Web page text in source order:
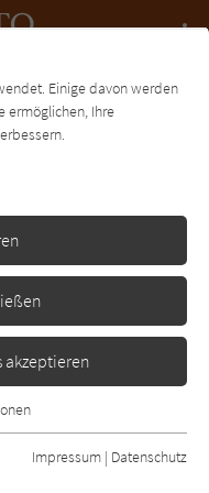
Newsletter
- Zeit
Einige davon werden
ermöglichen, Ihre
akzeptieren
Funktionen der
dass die Webseite
Impressum | Datenschutz